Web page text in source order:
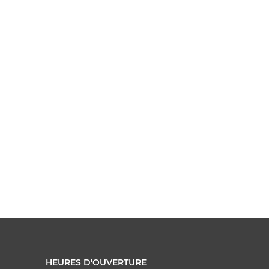
HEURES D'OUVERTURE